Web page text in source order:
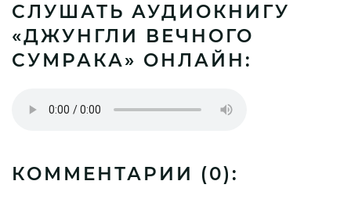
СЛУШАТЬ АУДИОКНИГУ
«ДЖУНГЛИ ВЕЧНОГО
СУМРАКА» ОНЛАЙН:
КОММЕНТАРИИ (0):